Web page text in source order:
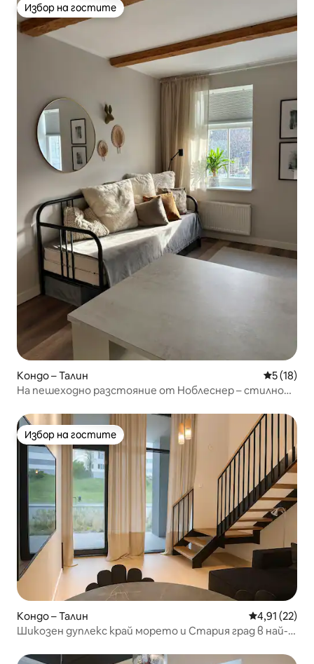
Избор на гостите
Избор на гостите
Кондо – Талин Средна
5 (18)
На пешеходно разстояние от Ноблеснер – стилно
Избор на гостите
Избор на гостите
Кондо – Талин Средна
4,91 (22)
Шикозен дуплекс край морето и Стария град в най-